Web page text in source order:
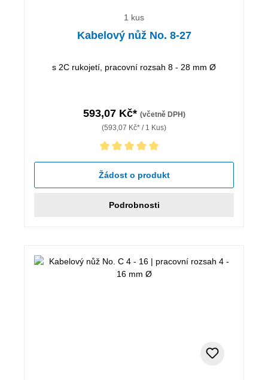
1 kus
Kabelový nůž No. 8-27
s 2C rukojetí, pracovní rozsah 8 - 28 mm Ø
593,07 Kč* (včetně DPH)
(593,07 Kč* / 1 Kus)
Průměrné hodnocení 5 z 5 hvězd
Žádost o produkt
Podrobnosti